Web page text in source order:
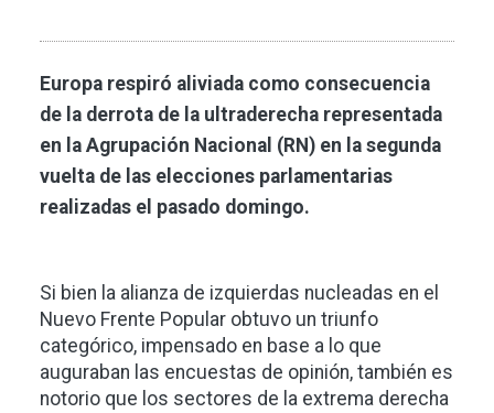
Europa respiró aliviada como consecuencia
de la derrota de la ultraderecha representada
en la Agrupación Nacional (RN) en la segunda
vuelta de las elecciones parlamentarias
realizadas el pasado domingo.
Si bien la alianza de izquierdas nucleadas en el
Nuevo Frente Popular obtuvo un triunfo
categórico, impensado en base a lo que
auguraban las encuestas de opinión, también es
notorio que los sectores de la extrema derecha